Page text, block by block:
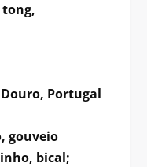
Portugal
gouveio
bical;